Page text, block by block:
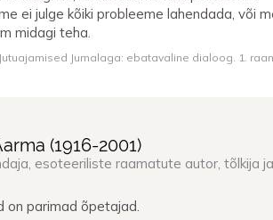
ei julge kõiki probleeme lahendada, või
midagi teha.
Jumalaga: ebatavaline dialoog. 1.
(1916-2001)
esoteeriliste raamatute autor, tõlkija ja
on parimad õpetajad.